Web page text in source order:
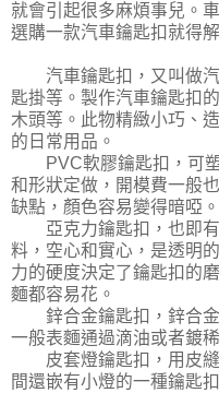
就會引起很多麻煩事兒。
選購一款汽車鑰匙扣就得
汽車鑰匙扣，又叫做汽
匙掛等。製作汽車鑰匙扣
木頭等。此物精緻小巧、
的日常用品。
PVC軟膠鑰匙扣，可塑
和形狀定做，開模費一般
缺點，顏色容易變得暗啞。
亞克力鑰匙扣，也即有
料，空心和實心，是透明
力的硬度決定了鑰匙扣的
麵都容易花。
鋅合金鑰匙扣，鋅合金
一般表麵通過滴油或者鍍
皮套燈鑰匙扣，用皮縫
間還嵌有小燈的一種鑰匙